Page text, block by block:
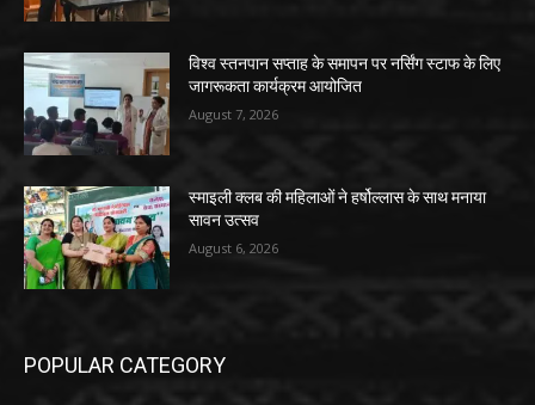
विश्व स्तनपान सप्ताह के समापन पर नर्सिंग स्टाफ के लिए
जागरूकता कार्यक्रम आयोजित
August 7, 2026
स्माइली क्लब की महिलाओं ने हर्षोल्लास के साथ मनाया
सावन उत्सव
August 6, 2026
POPULAR CATEGORY